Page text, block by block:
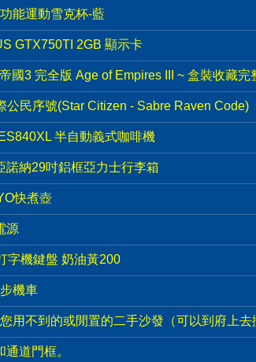
能運動雪克杯-藍
GTX750TI 2GB 顯示卡
國3 完全版 Age of Empires III ~ 盒裝收藏完
公民序號(Star Citizen - Sabre Raven Code)
半自動義式咖啡機
諾納29吋鋁框亞力士行李箱
快煮壺
源
字機鍵盤 奶油黃200
機車
用不到的或閒置的二手沙發（可以到府上去
道門框。